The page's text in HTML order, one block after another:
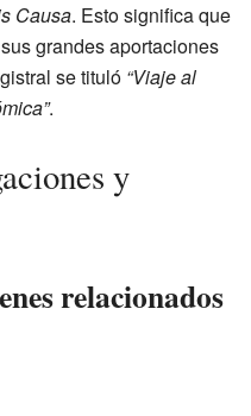
Causa. Esto significa que
grandes aportaciones
se tituló “Viaje al
.
y
relacionados